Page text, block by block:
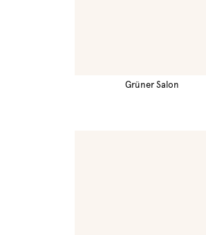
Grüner Salon